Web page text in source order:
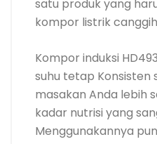
dengan keinginan
safety lock yang
pemanas tetap
di tengah jangkauan
membeli kompor